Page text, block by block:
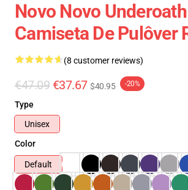
Novo Novo Underoath
Camiseta De Pulôver
(8 customer reviews)
€47.09 €37.67 $40.95 -20%
Type
Unisex
Color
Default